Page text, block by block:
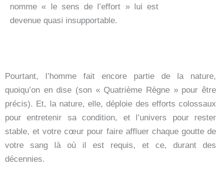
nomme « le sens de l’effort » lui est
devenue quasi insupportable.
Pourtant, l’homme fait encore partie de la nature,
quoiqu’on en dise (son « Quatrième Règne » pour être
précis). Et, la nature, elle, déploie des efforts colossaux
pour entretenir sa condition, et l’univers pour rester
stable, et votre cœur pour faire affluer chaque goutte de
votre sang là où il est requis, et ce, durant des
décennies.